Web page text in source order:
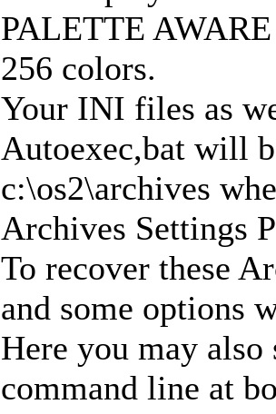
PALETTE
256 colors.
Your INI files as
Autoexec,bat will
c:\os2\archives
Archives Settings
To recover these
and some options
Here you may
command line at